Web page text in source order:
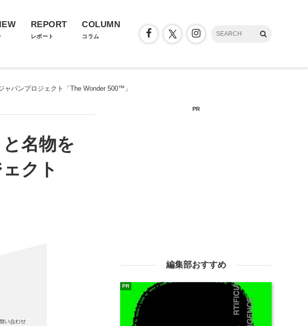
REPORT
レポート
COLUMN
コラム
パンプロジェクト「The Wonder 500™」
名物を
クト
PR
編集部おすすめ
PR